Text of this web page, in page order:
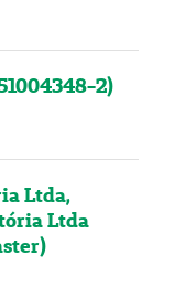
2)
Ltda,
Ltda